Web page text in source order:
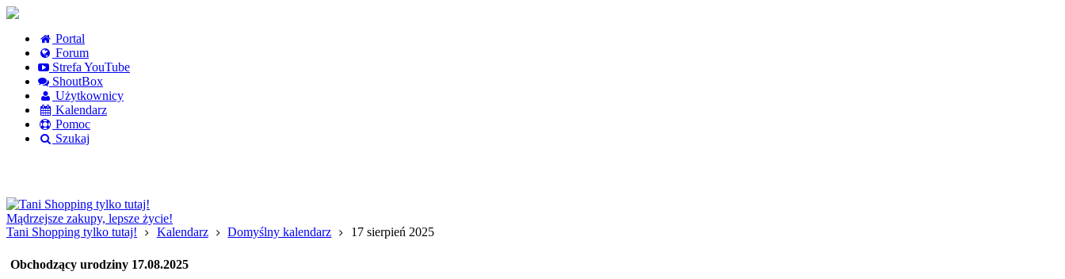
Portal
Forum
Strefa YouTube
ShoutBox
Użytkownicy
Kalendarz
Pomoc
Szukaj
Mądrzejsze zakupy, lepsze życie!
Tani Shopping tylko tutaj!
Kalendarz Domyślny kalendarz 17 sierpień 2025
Obchodzący urodziny 17.08.2025